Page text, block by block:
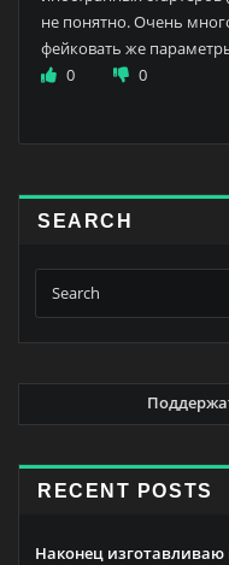
не понятно. Очень
фейковать же
0
0
SEARCH
RECENT POSTS
Наконец изготавливаю